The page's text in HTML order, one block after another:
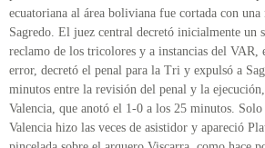
ecuatoriana al área boliviana fue cortada con una
Sagredo. El juez central decretó inicialmente un
reclamo de los tricolores y a instancias del
error, decretó el penal para la Tri y expulsó a
minutos entre la revisión del penal y la
Valencia, que anotó el 1-0 a los 25 minutos. Solo
Valencia hizo las veces de asistidor y apareció